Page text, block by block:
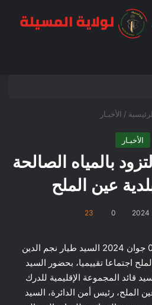
/ الأخبـار
الأخبـار
بالمياه الصالحة
عين الملح
0
23
المسيلة/ ترأس اليوم الأحد 09 جوان 2024 السيد طيار نجم الدين
اجتماعا تقييميا، بحضور السيد
قائد المجموعة الإقليمية للدرك
الملح، رئيس أمن الدائرة، السيد